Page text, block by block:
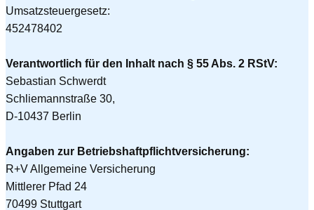
Umsatzsteuergesetz:
452478402
Verantwortlich für den Inhalt nach § 55 Abs. 2 RStV:
Sebastian Schwerdt
Schliemannstraße 30,
D-10437 Berlin
Angaben zur Betriebshaftpflichtversicherung:
R+V Allgemeine Versicherung
Mittlerer Pfad 24
70499 Stuttgart